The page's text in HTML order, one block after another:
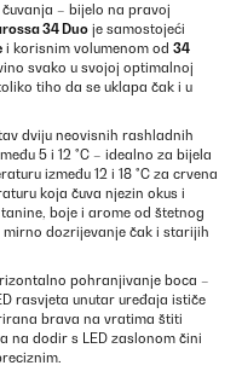
– bijelo na pravoj
34 Duo je samostojeći
i korisnim volumenom od 34
svako u svojoj optimalnoj
tiho da se uklapa čak i u
dviju neovisnih rashladnih
5 i 12 °C – idealno za bijela
između 12 i 18 °C za crvena
koja čuva njezin okus i
boje i arome od štetnog
dozrijevanje čak i starijih
pohranjivanje boca –
rasvjeta unutar uređaja ističe
brava na vratima štiti
na dodir s LED zaslonom čini